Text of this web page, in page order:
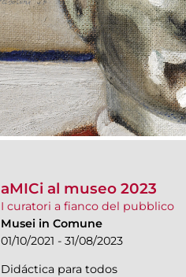
aMICi al museo 2023
I curatori a fianco del pubblico
Musei in Comune
01/10/2021 - 31/08/2023
Didáctica para todos